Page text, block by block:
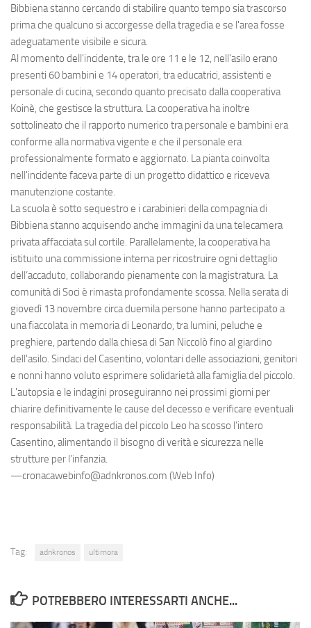
Bibbiena stanno cercando di stabilire quanto tempo sia trascorso
prima che qualcuno si accorgesse della tragedia e se l'area fosse
adeguatamente visibile e sicura.
Al momento dell'incidente, tra le ore 11 e le 12, nell'asilo erano
presenti 60 bambini e 14 operatori, tra educatrici, assistenti e
personale di cucina, secondo quanto precisato dalla cooperativa
Koinè, che gestisce la struttura. La cooperativa ha inoltre
sottolineato che il rapporto numerico tra personale e bambini era
conforme alla normativa vigente e che il personale era
professionalmente formato e aggiornato. La pianta coinvolta
nell'incidente faceva parte di un progetto didattico e riceveva
manutenzione costante.
La scuola è sotto sequestro e i carabinieri della compagnia di
Bibbiena stanno acquisendo anche immagini da una telecamera
privata affacciata sul cortile. Parallelamente, la cooperativa ha
istituito una commissione interna per ricostruire ogni dettaglio
dell’accaduto, collaborando pienamente con la magistratura. La
comunità di Soci è rimasta profondamente scossa. Nella serata di
giovedì 13 novembre circa duemila persone hanno partecipato a
una fiaccolata in memoria di Leonardo, tra lumini, peluche e
preghiere, partendo dalla chiesa di San Niccolò fino al giardino
dell'asilo. Sindaci del Casentino, volontari delle associazioni, genitori
e nonni hanno voluto esprimere solidarietà alla famiglia del piccolo.
L'autopsia e le indagini proseguiranno nei prossimi giorni per
chiarire definitivamente le cause del decesso e verificare eventuali
responsabilità. La tragedia del piccolo Leo ha scosso l’intero
Casentino, alimentando il bisogno di verità e sicurezza nelle
strutture per l’infanzia.
—cronacawebinfo@adnkronos.com (Web Info)
Tag: adnkronos ultimora
POTREBBERO INTERESSARTI ANCHE...